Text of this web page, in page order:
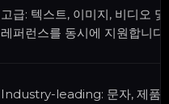
고급: 텍스트, 이미지, 비디오
레퍼런스를 동시에 지원합니다.
Industry-leading: 문자, 제품